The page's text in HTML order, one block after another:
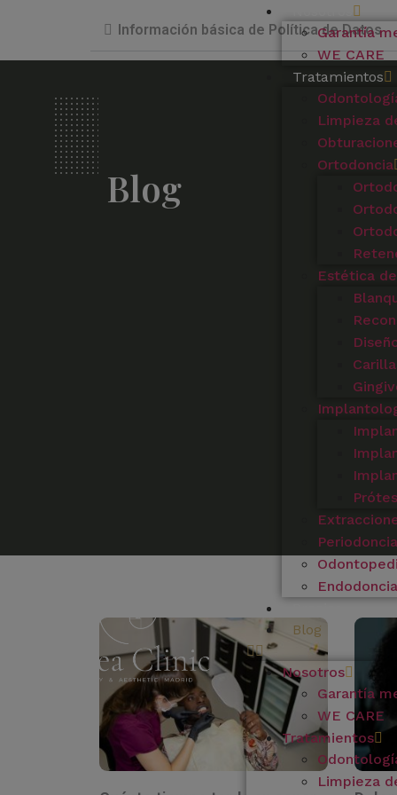
Garantía
WE CARE
Tratamientos
Limpieza
Ortodoncia
Estética
Periodoncia
Endodoncia
Blog
Nosotros
Garantía
WE CARE
Tratamientos
Limpieza
Información básica de Política de Datos
Blog